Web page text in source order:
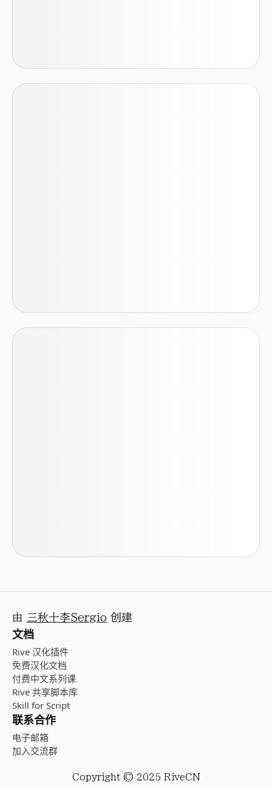
由 三秋十李Sergio 创建
文档
Rive 汉化插件
免费汉化文档
付费中文系列课
Rive 共享脚本库
Skill for Script
联系合作
电子邮箱
加入交流群
Copyright © 2025 RiveCN